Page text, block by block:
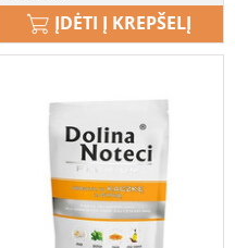
ĮDĖTI Į KREPŠELĮ